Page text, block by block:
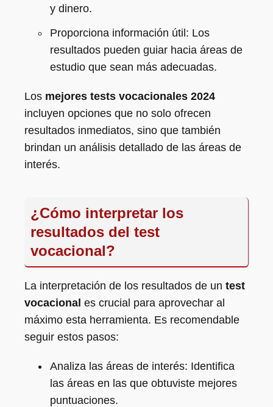
y dinero.
Proporciona información útil: Los
resultados pueden guiar hacia áreas de
estudio que sean más adecuadas.
Los mejores tests vocacionales 2024
incluyen opciones que no solo ofrecen
resultados inmediatos, sino que también
brindan un análisis detallado de las áreas de
interés.
¿Cómo interpretar los
resultados del test
vocacional?
La interpretación de los resultados de un test
vocacional es crucial para aprovechar al
máximo esta herramienta. Es recomendable
seguir estos pasos:
Analiza las áreas de interés: Identifica
las áreas en las que obtuviste mejores
puntuaciones.